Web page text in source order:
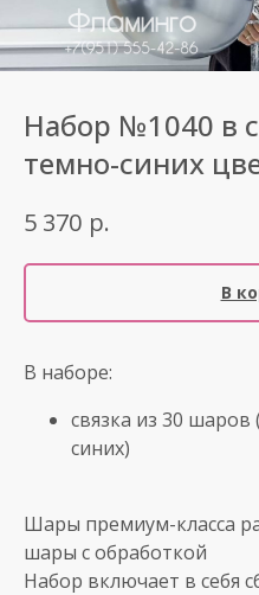
Набор №1040 в
темно-синих
5 370 р.
В
В наборе:
связка из 30 шаров
синих)
Шары премиум-класса
шары с обработкой
Набор включает в себя